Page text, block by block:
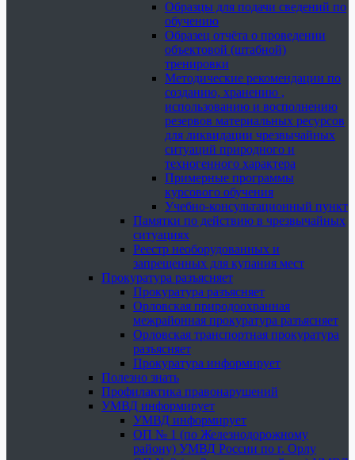
Образцы для подачи сведений по
обучению
Образец отчёта о проведении
объектовой (штабной)
тренировки
Методические рекомендации по
созданию, хранению ,
использованию и восполнению
резервов материальных ресурсов
для ликвидации чрезвычайных
ситуаций природного и
техногенного характера
Примерные программы
курсового обучения
Учебно-консультационный пункт
Памятки по действию в чрезвычайных
ситуациях
Реестр необорудованных и
запрещенных для купания мест
Прокуратура разъясняет
Прокуратура разъясняет
Орловская природоохранная
межрайонная прокуратура разъясняет
Орловская транспортная прокуратура
разъясняет
Прокуратура информирует
Полезно знать
Профилактика правонарушений
УМВД информирует
УМВД информирует
ОП № 1 (по Железнодорожному
району) УМВД России по г. Орлу